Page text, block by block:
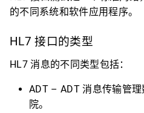
的不同系统和软件应用程序。
HL7 接口的类型
HL7 消息的不同类型包括：
ADT – ADT 消息传输管
院。